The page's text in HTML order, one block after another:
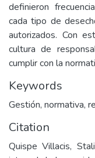
definieron
cada tipo de
autorizados. Con
cultura de
cumplir con la
Keywords
Gestión, normativa,
Citation
Quispe Villacis,